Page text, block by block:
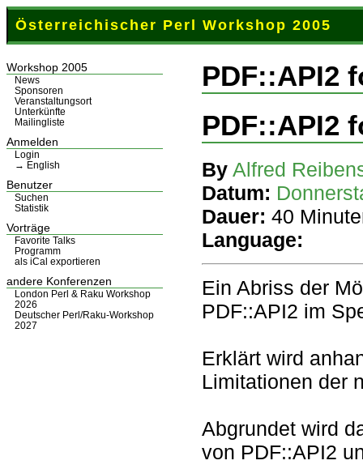
Österreichischer Perl Workshop 2005
PDF::API2
PDF::API2
By Alfred
Datum:
Dauer: 40
Language:
Ein Abriss der
PDF::API2 im
Erklärt wird
Limitationen der
Abgrundet wird
von PDF::API2
Workshop 2005
News
Sponsoren
Veranstaltungsort
Unterkünfte
Mailingliste
Anmelden
Login
→ English
Benutzer
Suchen
Statistik
Vorträge
Favorite Talks
Programm
als iCal exportieren
andere Konferenzen
London Perl & Raku Workshop
2026
Deutscher Perl/Raku-Workshop
2027